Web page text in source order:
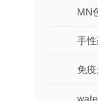
MN
手
免